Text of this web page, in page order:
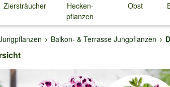
Ziersträucher
Hecken-
pflanzen
↓
Obst
↓ ↓
Balkon- & Terrasse Jungpflanzen